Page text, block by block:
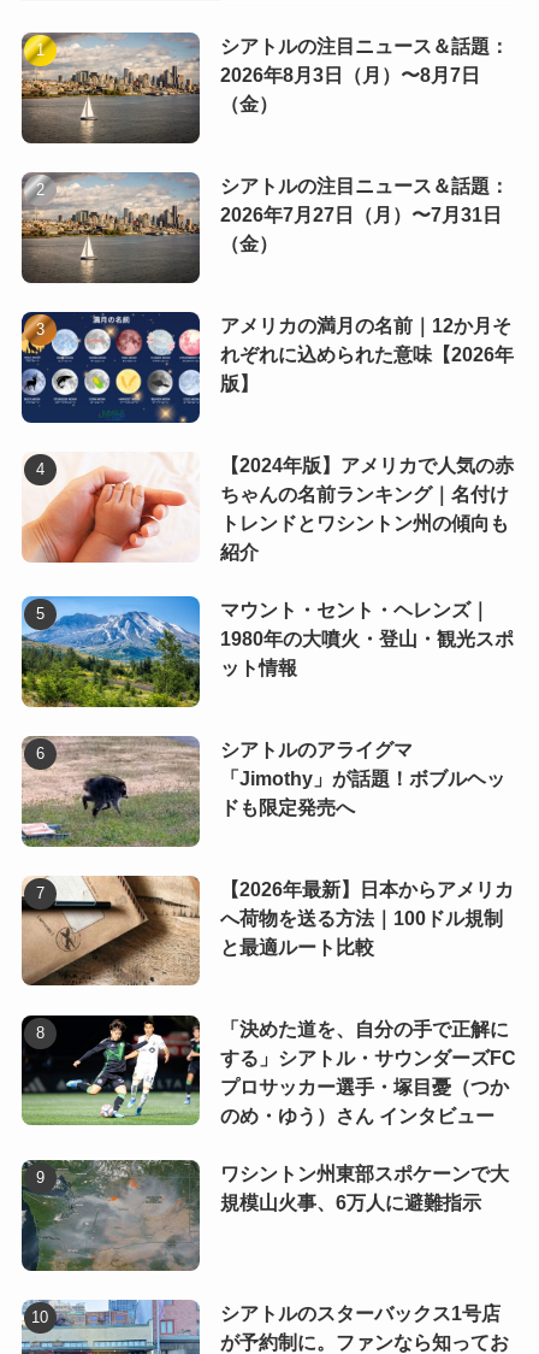
シアトルの注目ニュース＆話題：
2026年8月3日（月）〜8月7日
（金）
シアトルの注目ニュース＆話題：
2026年7月27日（月）〜7月31日
（金）
アメリカの満月の名前｜12か月そ
れぞれに込められた意味【2026年
版】
【2024年版】アメリカで人気の赤
ちゃんの名前ランキング｜名付け
トレンドとワシントン州の傾向も
紹介
マウント・セント・ヘレンズ｜
1980年の大噴火・登山・観光スポ
ット情報
シアトルのアライグマ
「Jimothy」が話題！ボブルヘッ
ドも限定発売へ
【2026年最新】日本からアメリカ
へ荷物を送る方法｜100ドル規制
と最適ルート比較
「決めた道を、自分の手で正解に
する」シアトル・サウンダーズFC
プロサッカー選手・塚目憂（つか
のめ・ゆう）さん インタビュー
ワシントン州東部スポケーンで大
規模山火事、6万人に避難指示
シアトルのスターバックス1号店
が予約制に。ファンなら知ってお